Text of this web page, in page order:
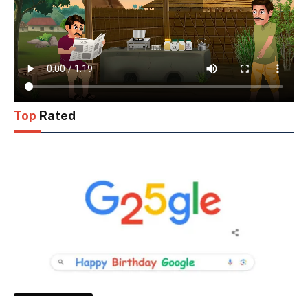
Top Rated